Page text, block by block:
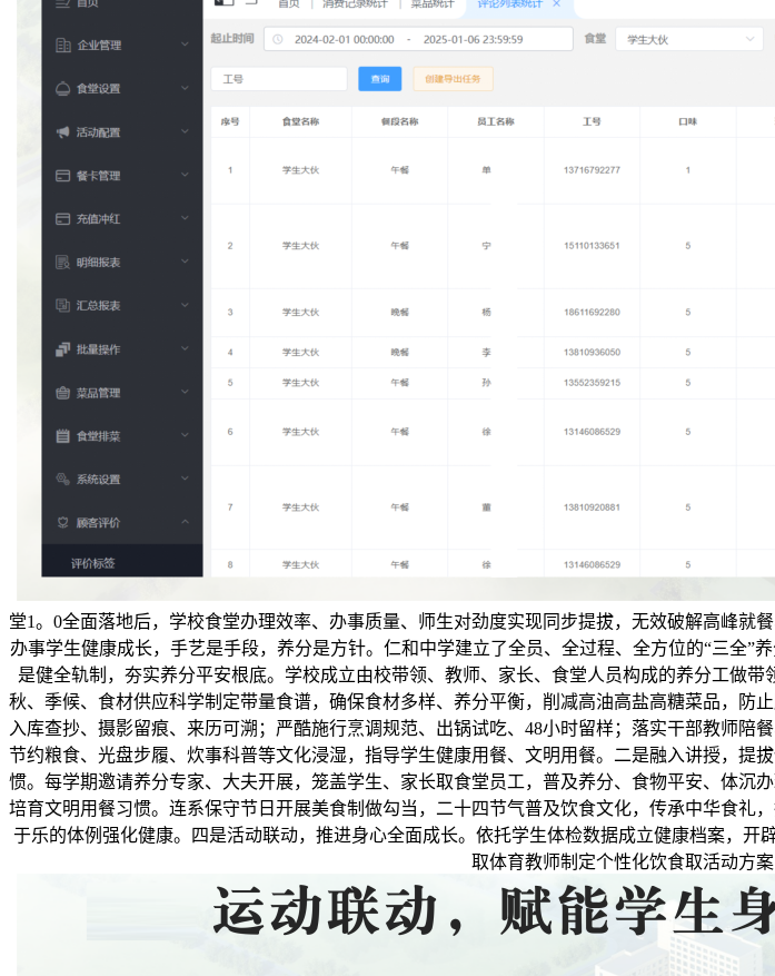
堂1。0全面落地后，学校食堂办理效率、办事质量、师生对劲度实现同步提拔，无效破解高峰
办事学生健康成长，手艺是手段，养分是方针。仁和中学建立了全员、全过程、全方位的“三全
是健全轨制，夯实养分平安根底。学校成立由校带领、教师、家长、食堂人员构成的养分工做
秋、季候、食材供应科学制定带量食谱，确保食材多样、养分平衡，削减高油高盐高糖菜品，防
入库查抄、摄影留痕、来历可溯；严酷施行烹调规范、出锅试吃、48小时留样；落实干部教师
节约粮食、光盘步履、炊事科普等文化浸湿，指导学生健康用餐、文明用餐。二是融入讲授，
惯。每学期邀请养分专家、大夫开展，笼盖学生、家长取食堂员工，普及养分、食物平安、体沉
培育文明用餐习惯。连系保守节日开展美食制做勾当，二十四节气普及饮食文化，传承中华食
于乐的体例强化健康。四是活动联动，推进身心全面成长。依托学生体检数据成立健康档案，
取体育教师制定个性化饮食取活动方